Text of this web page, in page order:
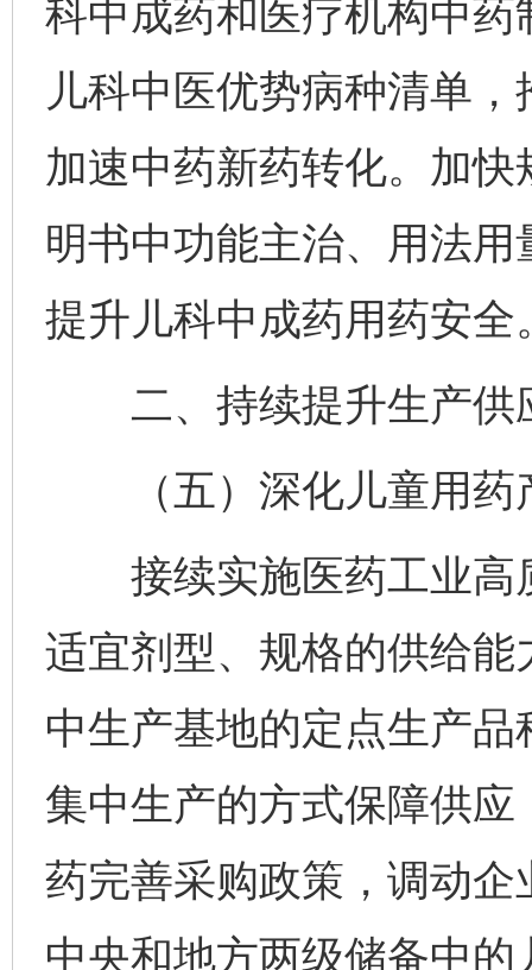
科中成药和医疗机构中
儿科中医优势病种清单
加速中药新药转化。加
明书中功能主治、用法
提升儿科中成药用药安全
二、持续提升生产供
（五）深化儿童用药
接续实施医药工业高
适宜剂型、规格的供给
中生产基地的定点生产
集中生产的方式保障供
药完善采购政策，调动
中央和地方两级储备中